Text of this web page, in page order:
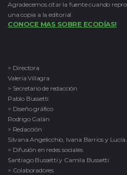
Agradecemos citar la fuente cuando
una copia a la editorial.
CONOCE MAS SOBRE ECODÍAS!
> Directora
Valeria Villagra
> Secretario de redacción
Pablo Bussetti
> Diseño gráfico
Rodrigo Galán
> Redacción
Silvana Angelicchio, Ivana Barrios y
> Difusión en redes sociales
Santiago Bussetti y Camila Bussetti
> Colaboradores